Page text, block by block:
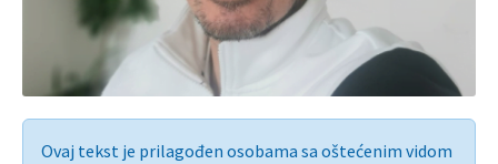
Ovaj tekst je prilagođen osobama sa oštećenim vidom